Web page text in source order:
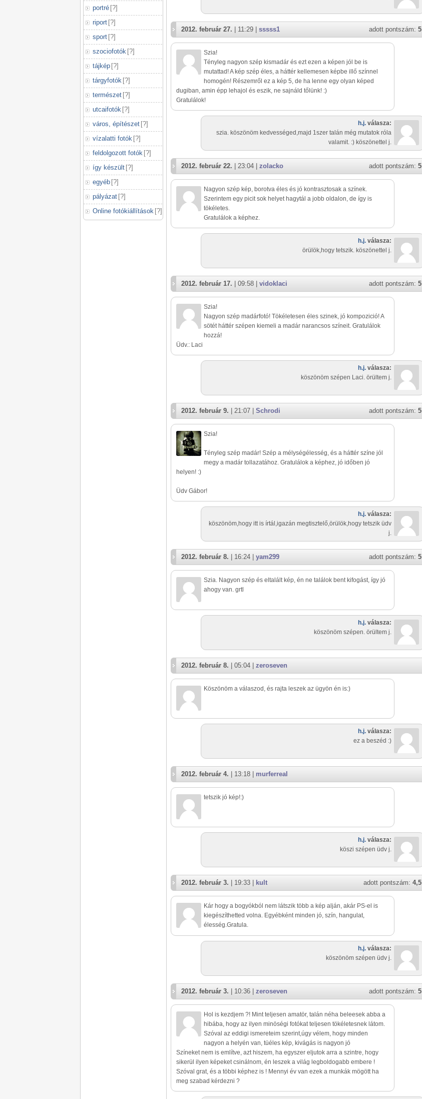
portré [?]
riport [?]
sport [?]
szociofotók [?]
tájkép [?]
tárgyfotók [?]
természet [?]
utcaifotók [?]
város, építészet [?]
vízalatti fotók [?]
feldolgozott fotók [?]
így készült [?]
egyéb [?]
pályázat [?]
Online fotókiállítások [?]
adott pontszám: 5
2012. február 27. | 11:29 | sssss1
Szia!
Tényleg nagyon szép kismadár és ezt ezen a képen jól be is
mutattad! A kép szép éles, a háttér kellemesen képbe illő színnel
homogén! Részemről ez a kép 5, de ha lenne egy olyan képed
dugiban, amin épp lehajol és eszik, ne sajnáld tőlünk! :)
Gratulálok!
h.j. válasza:
szia. köszönöm kedvességed,majd 1szer talán még mutatok róla
valamit. :) köszönettel j.
adott pontszám: 5
2012. február 22. | 23:04 | zolacko
Nagyon szép kép, borotva éles és jó kontrasztosak a színek.
Szerintem egy picit sok helyet hagytál a jobb oldalon, de így is
tökéletes.
Gratulálok a képhez.
h.j. válasza:
örülök,hogy tetszik. köszönettel j.
adott pontszám: 5
2012. február 17. | 09:58 | vidoklaci
Szia!
Nagyon szép madárfotó! Tökéletesen éles szinek, jó kompozició! A
sötét háttér szépen kiemeli a madár narancsos színeit. Gratulálok
hozzá!
Üdv.: Laci
h.j. válasza:
köszönöm szépen Laci. örültem j.
adott pontszám: 5
2012. február 9. | 21:07 | Schrodi
Szia!
Tényleg szép madár! Szép a mélységélesség, és a háttér színe jól
megy a madár tollazatához. Gratulálok a képhez, jó időben jó
helyen! :)
Üdv Gábor!
h.j. válasza:
köszönöm,hogy itt is írtál,igazán megtisztelő,örülök,hogy tetszik üdv
j.
adott pontszám: 5
2012. február 8. | 16:24 | yam299
Szia. Nagyon szép és eltalált kép, én ne találok bent kifogást, így jó
ahogy van. grtl
h.j. válasza:
köszönöm szépen. örültem j.
2012. február 8. | 05:04 | zeroseven
Köszönöm a válaszod, és rajta leszek az ügyön én is:)
h.j. válasza:
ez a beszéd :)
2012. február 4. | 13:18 | murferreal
tetszik jó kép!:)
h.j. válasza:
köszi szépen üdv j.
adott pontszám: 4,5
2012. február 3. | 19:33 | kult
Kár hogy a bogyókból nem látszik több a kép alján, akár PS-el is
kiegészíthetted volna. Egyébként minden jó, szín, hangulat,
élesség.Gratula.
h.j. válasza:
köszönöm szépen üdv j.
adott pontszám: 5
2012. február 3. | 10:36 | zeroseven
Hol is kezdjem ?! Mint teljesen amatör, talán néha beleesek abba a
hibába, hogy az ilyen minöségi fotókat teljesen tökéletesnek látom.
Szóval az eddigi ismereteim szerint,úgy vélem, hogy minden
nagyon a helyén van, tüéles kép, kivágás is nagyon jó
Színeket nem is említve, azt hiszem, ha egyszer eljutok arra a szintre, hogy
sikerül ilyen képeket csinálnom, én leszek a világ legboldogabb embere !
Szóval grat, és a többi képhez is ! Mennyi év van ezek a munkák mögött ha
meg szabad kérdezni ?